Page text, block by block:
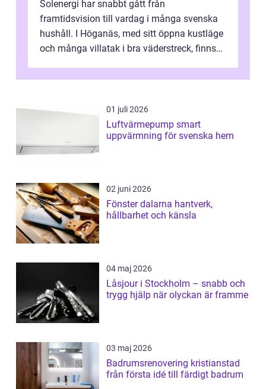
Solenergi har snabbt gått från
framtidsvision till vardag i många svenska
hushåll. I Höganäs, med sitt öppna kustläge
och många villatak i bra väderstreck, finns
01 juli 2026
Luftvärmepump smart
uppvärmning för svenska hem
02 juni 2026
Fönster dalarna hantverk,
hållbarhet och känsla
04 maj 2026
Låsjour i Stockholm – snabb och
trygg hjälp när olyckan är framme
03 maj 2026
Badrumsrenovering kristianstad
från första idé till färdigt badrum